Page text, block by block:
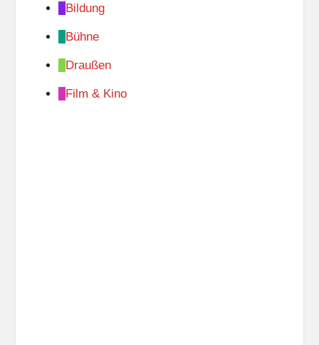
Bildung
Bühne
Draußen
Film & Kino